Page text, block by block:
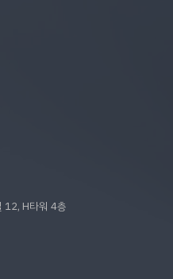
12, H타워 4층